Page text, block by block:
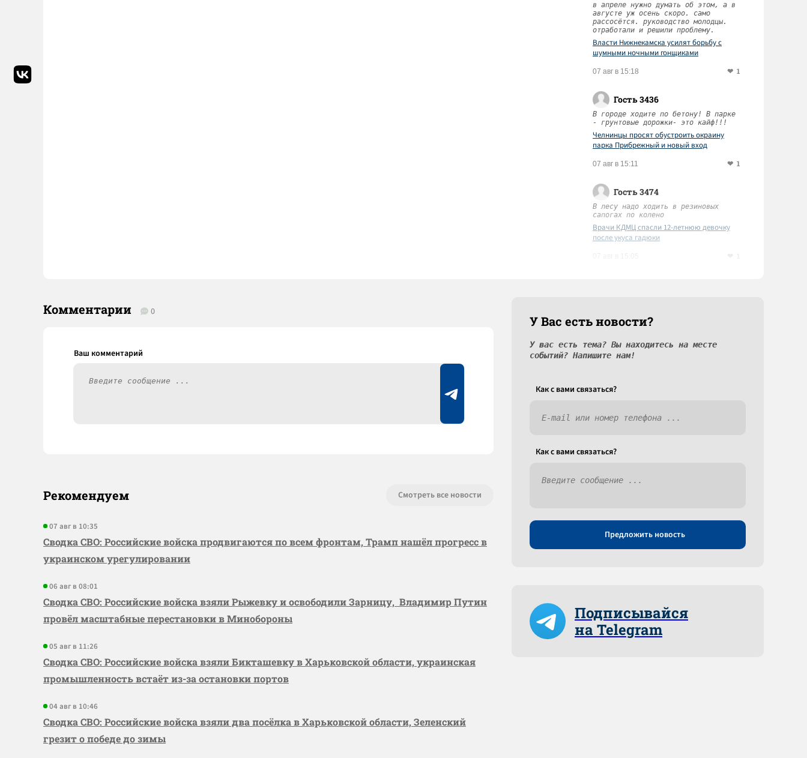
в апреле нужно думать об этом, а в
августе уж осень скоро. само
рассосётся. руководство молодцы.
отработали и решили проблему.
Власти Нижнекамска усилят борьбу с
шумными ночными гонщиками
07 авг в 15:18 1
Гость 3436
В городе ходите по бетону! В парке
- грунтовые дорожки- это кайф!!!
Челнинцы просят обустроить окраину
парка Прибрежный и новый вход
07 авг в 15:11 1
Гость 3474
В лесу надо ходить в резиновых
сапогах по колено
Врачи КДМЦ спасли 12-летнюю девочку
после укуса гадюки
Комментарии 0
Рекомендуем Смотреть все новости
07 авг в 10:35
Сводка СВО: Российские войска продвигаются по всем фронтам, Трамп нашёл прогресс в
украинском урегулировании
06 авг в 08:01
Сводка СВО: Российские войска взяли Рыжевку и освободили Зарницу, Владимир Путин
провёл масштабные перестановки в Минобороны
05 авг в 11:26
Сводка СВО: Российские войска взяли Бикташевку в Харьковской области, украинская
промышленность встаёт из-за остановки портов
04 авг в 10:46
Сводка СВО: Российские войска взяли два посёлка в Харьковской области, Зеленский
грезит о победе до зимы
У Вас есть новости?
У вас есть тема? Вы находитесь на месте
событий? Напишите нам!
Как c вами связаться?
Как c вами связаться?
Предложить новость
Подписывайся
на Telegram